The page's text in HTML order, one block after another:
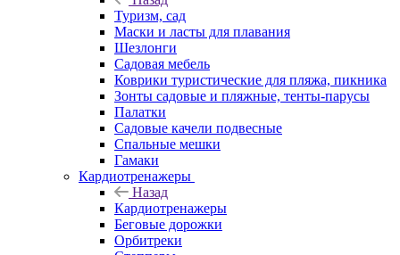
Туризм, сад
Маски и ласты для плавания
Шезлонги
Садовая мебель
Коврики туристические для пляжа, пикника
Зонты садовые и пляжные, тенты-парусы
Палатки
Садовые качели подвесные
Спальные мешки
Гамаки
Кардиотренажеры
Назад
Кардиотренажеры
Беговые дорожки
Орбитреки